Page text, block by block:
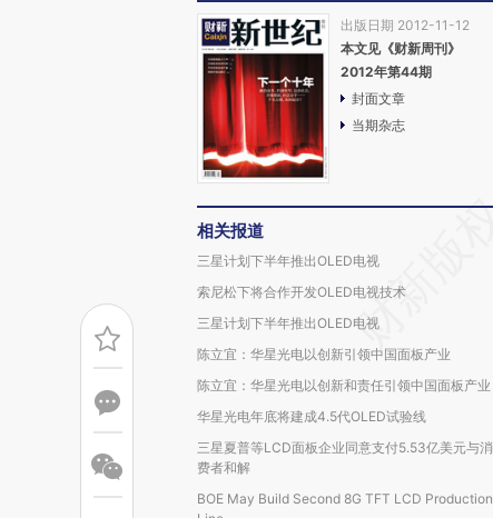
出版日期 2012-11-12
本文见《财新周刊》
2012年第44期
封面文章
当期杂志
相关报道
三星计划下半年推出OLED电视
索尼松下将合作开发OLED电视技术
三星计划下半年推出OLED电视
陈立宜：华星光电以创新引领中国面板产业
陈立宜：华星光电以创新和责任引领中国面板产业
华星光电年底将建成4.5代OLED试验线
三星夏普等LCD面板企业同意支付5.53亿美元与消
费者和解
BOE May Build Second 8G TFT LCD Production